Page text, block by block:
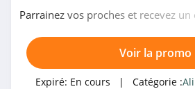
Parrainez vos proches et recevez un
Vous. Venez vite!
Voir la promo
Expiré: En cours | Catégorie :